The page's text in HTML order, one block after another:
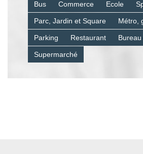
Bus Commerce Ecole
Parc, Jardin et Square Métro,
Parking Restaurant
Supermarché